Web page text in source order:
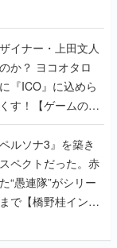
イナー・上田文人
か？ ヨコオタロ
『ICO』に込めら
す！【ゲームの企
ルソナ3』を築き
ペクトだった。赤
“愚連隊”がシリー
で【橋野桂インタ